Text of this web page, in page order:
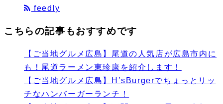
feedly
こちらの記事もおすすめです
【ご当地グルメ広島】尾道の人気店が広島市内に
も！尾道ラーメン東珍康を紹介します！
【ご当地グルメ広島】H’sBurgerでちょっとリッ
チなハンバーガーランチ！